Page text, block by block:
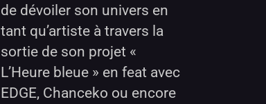
de dévoiler son univers en
tant qu’artiste à travers la
sortie de son projet «
L’Heure bleue » en feat avec
EDGE, Chanceko ou encore